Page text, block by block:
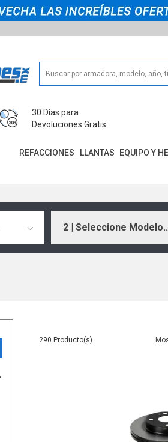
30 Días para
Devoluciones Gratis
REFACCIONES LLANTAS EQUIPO Y
2 | Seleccione
290